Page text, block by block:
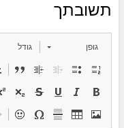
תשובתך
גופן גודל